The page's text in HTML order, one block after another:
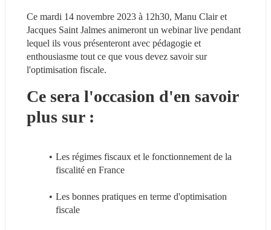
Ce mardi 14 novembre 2023 à 12h30, Manu Clair et
Jacques Saint Jalmes animeront un webinar live pendant
lequel ils vous présenteront avec pédagogie et
enthousiasme tout ce que vous devez savoir sur
l'optimisation fiscale.
Ce sera l'occasion d'en savoir
plus sur :
Les régimes fiscaux et le fonctionnement de la
fiscalité en France
Les bonnes pratiques en terme d'optimisation
fiscale